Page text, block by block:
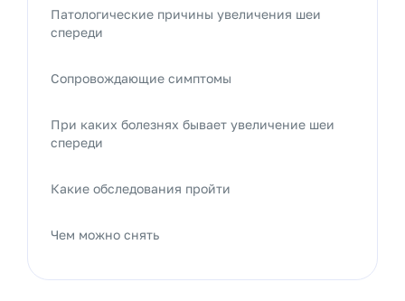
Патологические причины увеличения шеи
спереди
Сопровождающие симптомы
При каких болезнях бывает увеличение шеи
спереди
Какие обследования пройти
Чем можно снять